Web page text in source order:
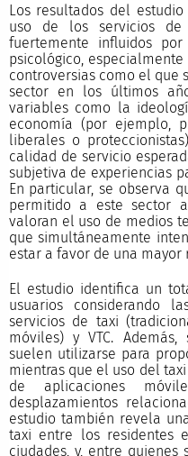
Los resultados del
uso de los servicios de
fuertemente influidos
psicológico,
controversias como el que
sector en los últimos
variables como la
economía (por ejemplo,
liberales o
calidad de servicio
subjetiva de experiencias
En particular, se observa
permitido a este sector
valoran el uso de medios
que simultáneamente
estar a favor de una mayor
El estudio identifica un
usuarios considerando
servicios de taxi
móviles) y VTC.
suelen utilizarse para
mientras que el uso del
de aplicaciones
desplazamientos
estudio también revela
taxi entre los residentes
ciudades, y, entre